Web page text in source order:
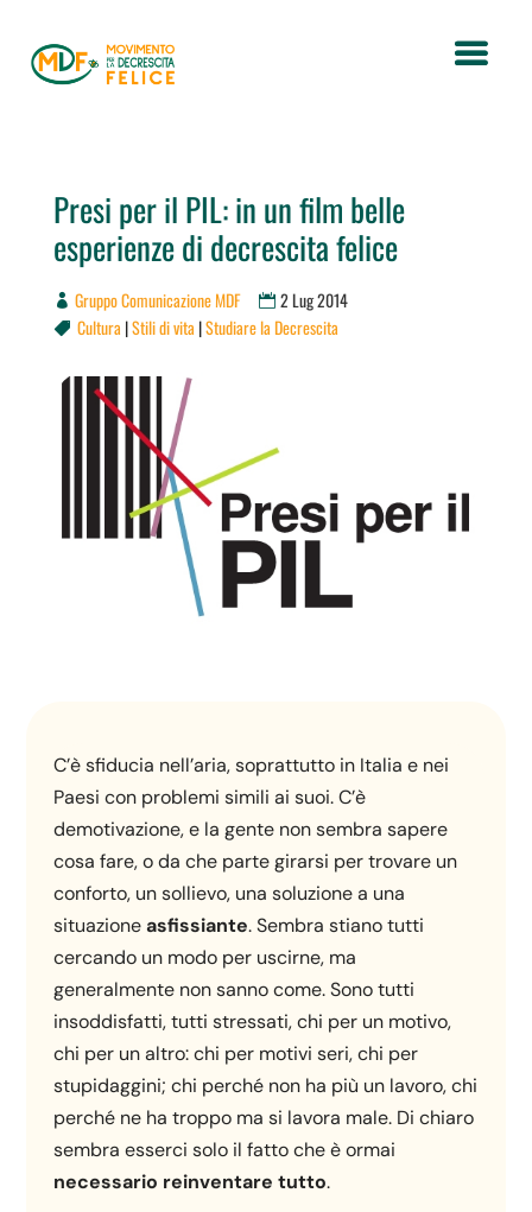
Presi per il PIL: in un film belle
esperienze di decrescita felice
Gruppo Comunicazione MDF 2 Lug 2014
 Cultura |Stili di vita |Studiare la Decrescita
C’è sfiducia nell’aria, soprattutto in Italia e nei
Paesi con problemi simili ai suoi. C’è
demotivazione, e la gente non sembra sapere
cosa fare, o da che parte girarsi per trovare un
conforto, un sollievo, una soluzione a una
situazioneasfissiante. Sembra stiano tutti
cercando un modo per uscirne, ma
generalmente non sanno come. Sono tutti
insoddisfatti, tutti stressati, chi per un motivo,
chi per un altro: chi per motivi seri, chi per
stupidaggini; chi perché non ha più un lavoro, chi
perché ne ha troppo ma si lavora male. Di chiaro
sembra esserci solo il fatto che è ormai
necessario reinventare tutto.